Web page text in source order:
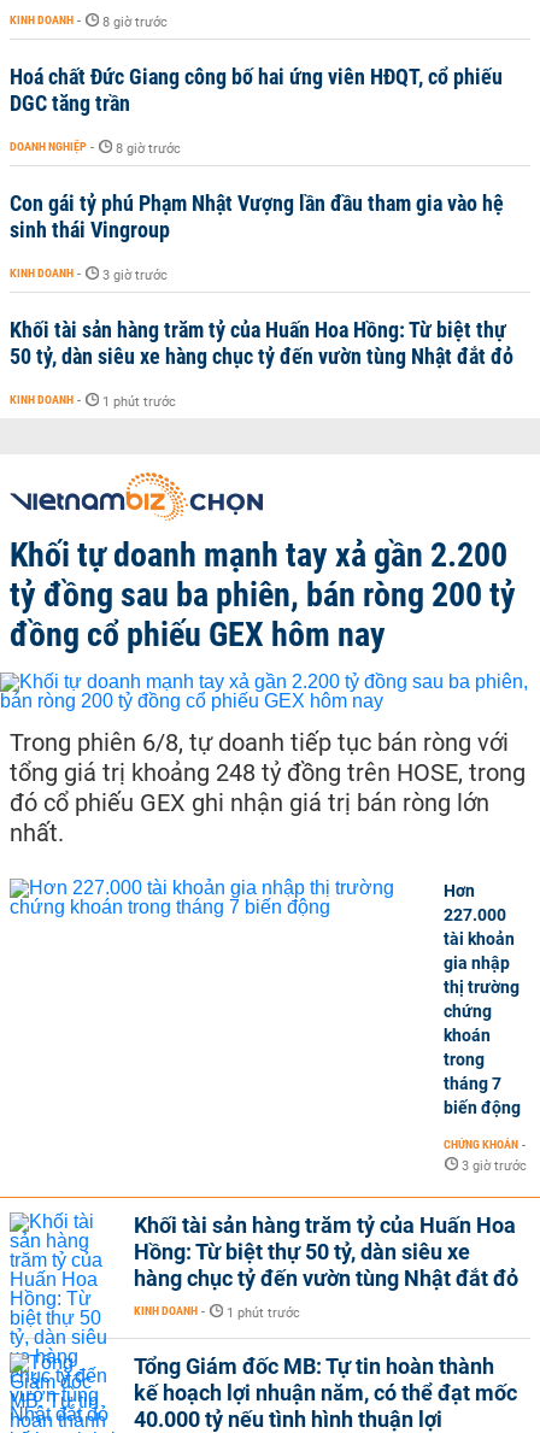
KINH DOANH - 8 giờ trước
Hoá chất Đức Giang công bố hai ứng viên HĐQT, cổ phiếu
DGC tăng trần
DOANH NGHIỆP - 8 giờ trước
Con gái tỷ phú Phạm Nhật Vượng lần đầu tham gia vào hệ
sinh thái Vingroup
KINH DOANH - 3 giờ trước
Khối tài sản hàng trăm tỷ của Huấn Hoa Hồng: Từ biệt thự
50 tỷ, dàn siêu xe hàng chục tỷ đến vườn tùng Nhật đắt đỏ
KINH DOANH - 1 phút trước
Khối tự doanh mạnh tay xả gần 2.200
tỷ đồng sau ba phiên, bán ròng 200 tỷ
đồng cổ phiếu GEX hôm nay
Trong phiên 6/8, tự doanh tiếp tục bán ròng với
tổng giá trị khoảng 248 tỷ đồng trên HOSE, trong
đó cổ phiếu GEX ghi nhận giá trị bán ròng lớn
nhất.
Hơn
227.000
tài khoản
gia nhập
thị trường
chứng
khoán
trong
tháng 7
biến động
CHỨNG KHOÁN -
3 giờ trước
Khối tài sản hàng trăm tỷ của Huấn Hoa
Hồng: Từ biệt thự 50 tỷ, dàn siêu xe
hàng chục tỷ đến vườn tùng Nhật đắt đỏ
KINH DOANH - 1 phút trước
Tổng Giám đốc MB: Tự tin hoàn thành
kế hoạch lợi nhuận năm, có thể đạt mốc
40.000 tỷ nếu tình hình thuận lợi